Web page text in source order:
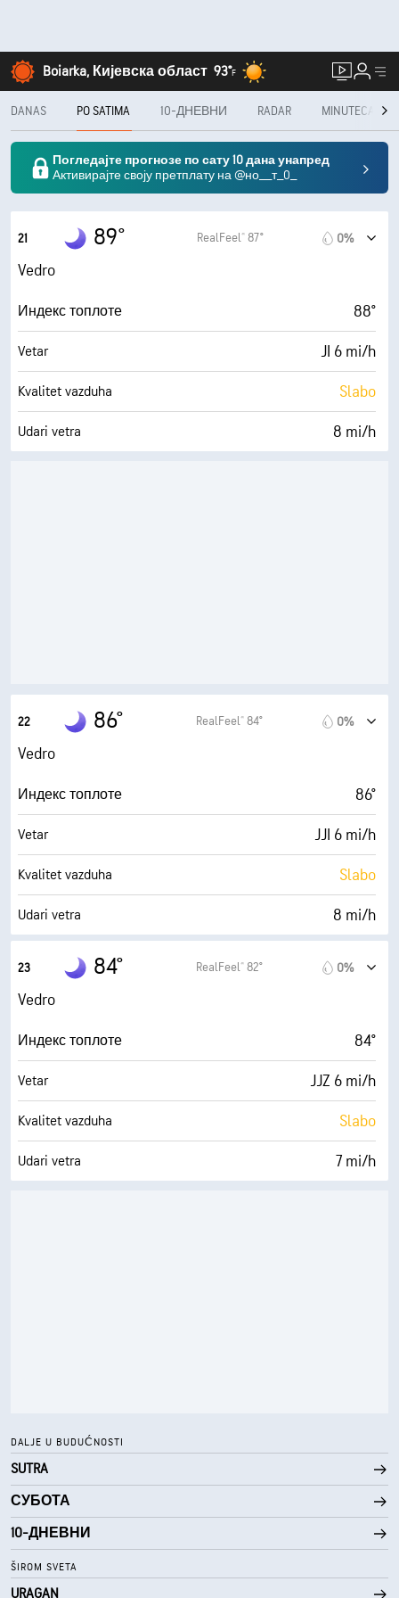
Boiarka, Кијевска област 93°F
DANAS PO SATIMA 10-ДНЕВНИ RADAR MINUTECAST®
Погледајте прогнозе по сату 10 дана унапред
Активирајте своју претплату на @но__т_0_
21 89° RealFeel® 87° 0%
Vedro
Индекс топлоте 88°
Vetar JI 6 mi/h
Kvalitet vazduha Slabo
Udari vetra 8 mi/h
22 86° RealFeel® 84° 0%
Vedro
Индекс топлоте 86°
Vetar JJI 6 mi/h
Kvalitet vazduha Slabo
Udari vetra 8 mi/h
Tačka rose
AccuLumen Brightness Index™ 0 (Tamno)
Oblačno 3%
Vidljivost 10 mi
Izuzetno oblačno 30000 ft
23 84° RealFeel® 82° 0%
Vedro
Индекс топлоте 84°
Vetar JJZ 6 mi/h
Kvalitet vazduha Slabo
Udari vetra 7 mi/h
DALJE U BUDUĆNOSTI
SUTRA
СУБОТА
10-ДНЕВНИ
ŠIROM SVETA
URAGAN